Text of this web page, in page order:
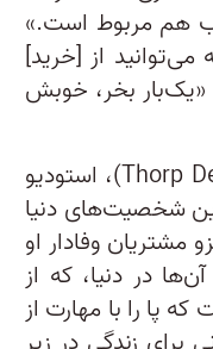
هم مربوط است.»
از [خرید]
«یک‌بار بخر، خوبش
این فلسفه فیلیپا تورپ، بنیانگذار و مدیر تورپ دیزاین (Thorp Design)، استودیو
شخصیت‌های دنیا
وفادار او
در دنیا، که از
پا را با مهارت از